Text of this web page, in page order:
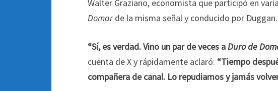
Walter Graziano, economista que participó en
Domarde la misma señal y conducido por Duggan.
“Sí, es verdad. Vino un par de veces aDuro de
cuenta de X y rápidamente aclaró: “Tiempo
compañera de canal. Lo repudiamos y jamás